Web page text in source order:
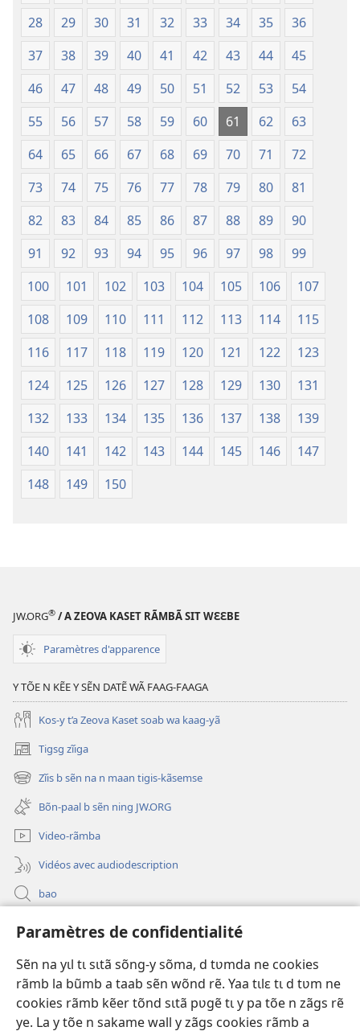
Paramètres de confidentialité
Sẽn na yɩl tɩ sɩtã sõng-y sõma, d tʋmda ne cookies
rãmb la bũmb a taab sẽn wõnd rẽ. Yaa tɩlɛ tɩ d tʋm ne
cookies rãmb kẽer tõnd sɩtã pʋgẽ tɩ y pa tõe n zãgs rẽ
ye. La y tõe n sakame wall y zãgs cookies rãmb a
28
29 30 31 32 33 34 35
36
37
38 39 40 41 42 43 44
45
46
47 48 49 50 51 52 53
54
55
56 57 58 59 60 61 62
63
64
65 66 67 68 69 70 71
72
73
74 75 76 77 78 79 80
81
82
83 84 85 86 87 88 89
90
91
92 93 94 95 96 97 98
99
100
101 102 103 104 105 106
107
108
109 110 111 112 113 114
115
116
117 118 119 120 121 122
123
124
125 126 127 128 129 130
131
132
133 134 135 136 137 138
139
140
141 142 143 144 145 146
147
148
149 150
JW.ORG® / A ZEOVA KASET RÃMBÃ SIT WƐƐBE
Paramètres d'apparence
Y TÕE N KẼE Y SẼN DATẼ WÃ FAAG-FAAGA
Kos-y t’a Zeova Kaset soab wa kaag-yã
Tigsg zĩiga
(ouvre
une
nouvelle
fenêtre)
Zĩis b sẽn na n maan tigis-kãsemse
(ouvre
une
nouvelle
fenêtre)
Bõn-paal b sẽn ning JW.ORG
Video-rãmba
Vidéos avec audiodescription
bao
Kũuni
(ouvre
une
nouvelle
fenêtre)
Watchtower SƐB VAEESG ZĨIGA™
(ouvre
une
nouvelleJW Hub ®
(ouvre